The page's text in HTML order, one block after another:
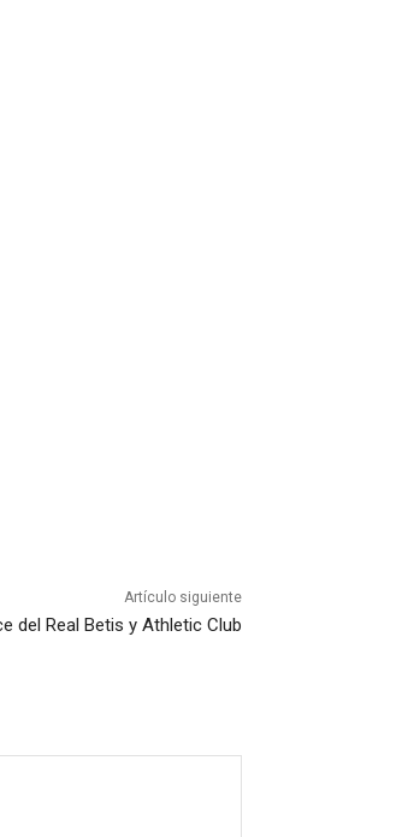
Artículo siguiente
del Real Betis y Athletic Club